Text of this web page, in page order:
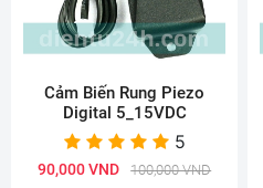
Cảm Biến Rung Piezo
Digital 5_15VDC
5
90,000 VND 100,000 VND